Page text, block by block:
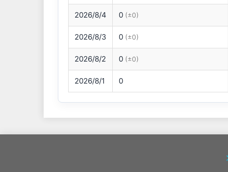
2026/8/4 0 (±0)
2026/8/3 0 (±0)
2026/8/2 0 (±0)
2026/8/1 0